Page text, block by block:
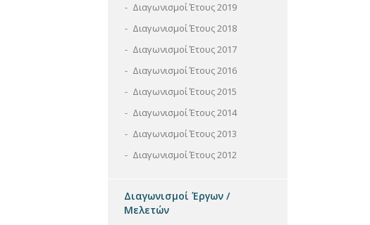
Διαγωνισμοί Έτους 2019
Διαγωνισμοί Έτους 2018
Διαγωνισμοί Έτους 2017
Διαγωνισμοί Έτους 2016
Διαγωνισμοί Έτους 2015
Διαγωνισμοί Έτους 2014
Διαγωνισμοί Έτους 2013
Διαγωνισμοί Έτους 2012
Διαγωνισμοί Έργων /
Μελετών